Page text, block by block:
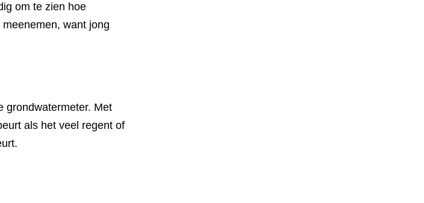
om te zien hoe
want jong
grondwatermeter. Met
als het veel regent of